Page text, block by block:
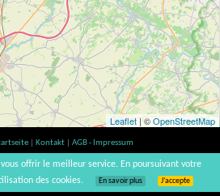
Leaflet| ©OpenStreetMap
Kontakt
AGB - Impressum
Verzehr in Maßen empfohlen |
vinsnaturels | v3.12
offrir le meilleur service. En poursuivant votre
des cookies.
En savoir plus J’accepte